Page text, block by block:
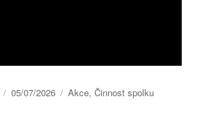
Publikováno:
05/07/2026 Rubriky:
Akce,Činnost spolku